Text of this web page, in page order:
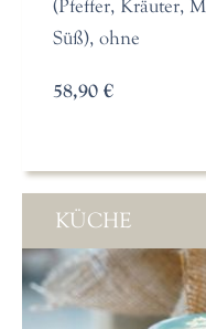
(Pfeffer, Kräuter,
Süß), ohne
58,90 €
KÜCHE